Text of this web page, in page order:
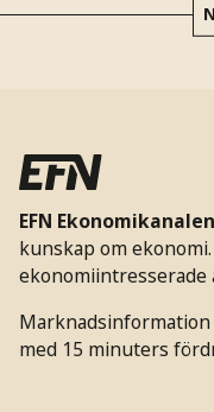
EFN
kunskap om
ekonomiintresserade
med 15 minuters